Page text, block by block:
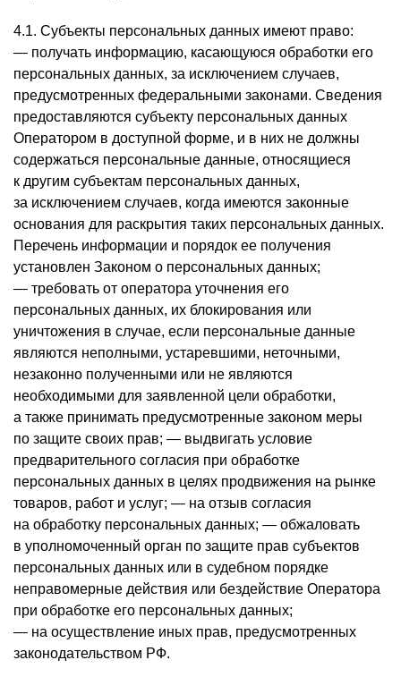
4.1. Субъекты персональных данных имеют право:
— получать информацию, касающуюся обработки его
персональных данных, за исключением случаев,
предусмотренных федеральными законами. Сведения
предоставляются субъекту персональных данных
Оператором в доступной форме, и в них не должны
содержаться персональные данные, относящиеся
к другим субъектам персональных данных,
за исключением случаев, когда имеются законные
основания для раскрытия таких персональных данных.
Перечень информации и порядок ее получения
установлен Законом о персональных данных;
— требовать от оператора уточнения его
персональных данных, их блокирования или
уничтожения в случае, если персональные данные
являются неполными, устаревшими, неточными,
незаконно полученными или не являются
необходимыми для заявленной цели обработки,
а также принимать предусмотренные законом меры
по защите своих прав; — выдвигать условие
предварительного согласия при обработке
персональных данных в целях продвижения на рынке
товаров, работ и услуг; — на отзыв согласия
на обработку персональных данных; — обжаловать
в уполномоченный орган по защите прав субъектов
персональных данных или в судебном порядке
неправомерные действия или бездействие Оператора
при обработке его персональных данных;
— на осуществление иных прав, предусмотренных
законодательством РФ.